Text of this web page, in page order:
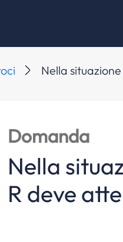
Nella
Domanda
Nella
R deve